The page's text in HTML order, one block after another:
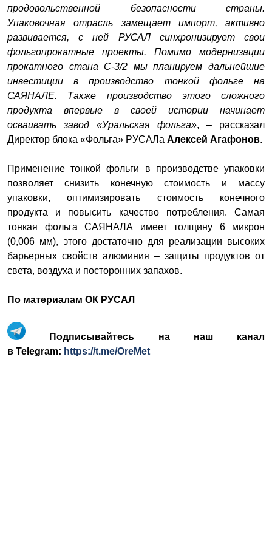
продовольственной безопасности страны.
Упаковочная отрасль замещает импорт, активно
развивается, с ней РУСАЛ синхронизирует свои
фольгопрокатные проекты. Помимо модернизации
прокатного стана С-3/2 мы планируем дальнейшие
инвестиции в производство тонкой фольге на
САЯНАЛЕ. Также производство этого сложного
продукта впервые в своей истории начинает
осваивать завод «Уральская фольга», – рассказал
Директор блока «Фольга» РУСАЛа Алексей Агафонов.
Применение тонкой фольги в производстве упаковки
позволяет снизить конечную стоимость и массу
упаковки, оптимизировать стоимость конечного
продукта и повысить качество потребления. Самая
тонкая фольга САЯНАЛА имеет толщину 6 микрон
(0,006 мм), этого достаточно для реализации высоких
барьерных свойств алюминия – защиты продуктов от
света, воздуха и посторонних запахов.
По материалам ОК РУСАЛ
Подписывайтесь на наш канал
в Telegram: https://t.me/OreMet